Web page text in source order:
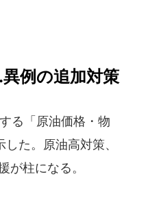
例の追加対策
る「原油価格・物
た。原油高対策、
が柱になる。